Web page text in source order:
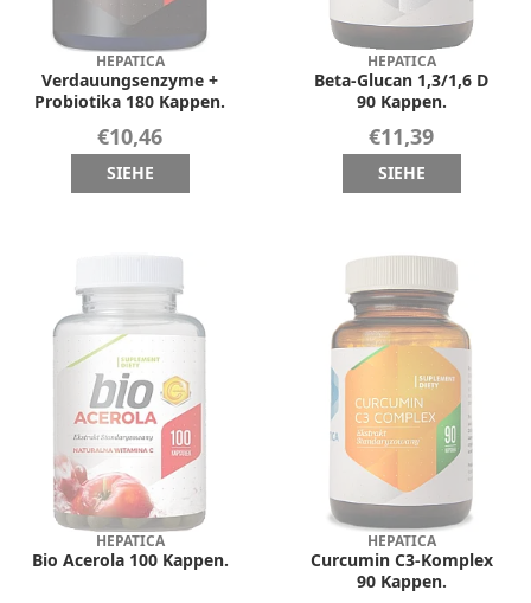
HEPATICA
Verdauungsenzyme +
Probiotika 180 Kappen.
€10,46
SIEHE
HEPATICA
Beta-Glucan 1,3/1,6 D
90 Kappen.
€11,39
SIEHE
HEPATICA
Bio Acerola 100 Kappen.
HEPATICA
Curcumin C3-Komplex
90 Kappen.